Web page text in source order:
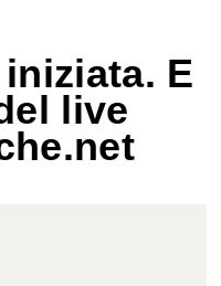
E
live